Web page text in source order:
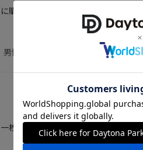
購入しました。友達は160c m台で
男性
色：オリーブ
枚として購入しました。 前作の内